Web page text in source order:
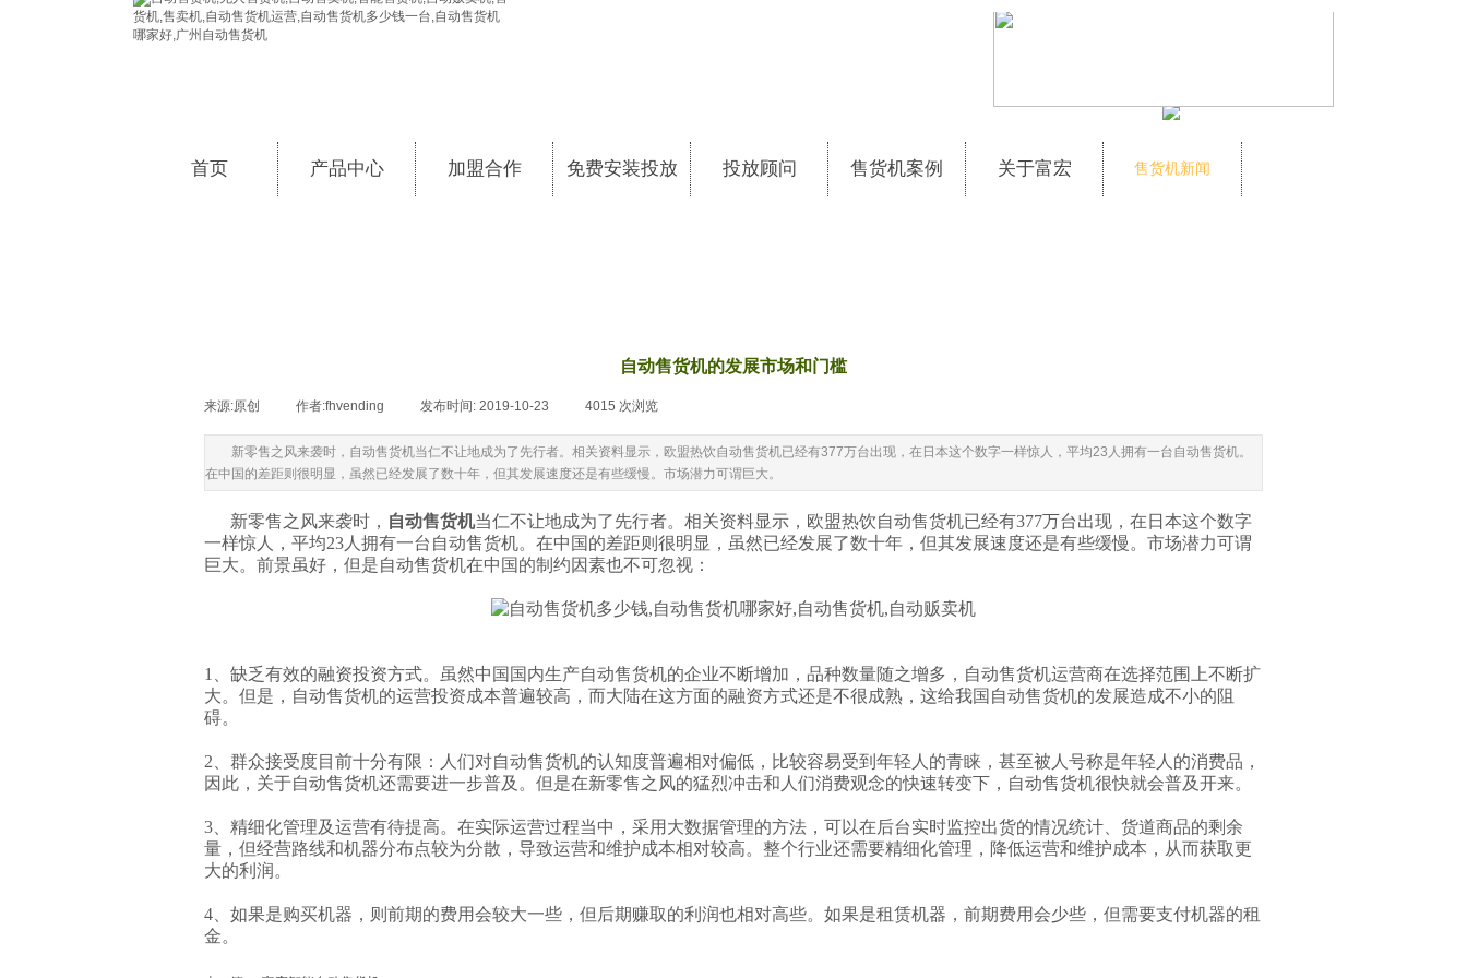
首页 产品中心 加盟合作 免费安装投放 投放顾问 售货机案例 关于富宏 售货机新闻
自动售货机的发展市场和门槛
来源:原创 作者:fhvending 发布时间: 2019-10-23 4015 次浏览
新零售之风来袭时，自动售货机当仁不让地成为了先行者。相关资料显示，欧盟热饮自动售货机已经有377万台出现，在日本这个数字一样惊人，平均23人拥有一台自动售货机。
在中国的差距则很明显，虽然已经发展了数十年，但其发展速度还是有些缓慢。市场潜力可谓巨大。
新零售之风来袭时， 自动售货机当仁不让地成为了先行者。相关资料显示，欧盟热饮自动售货机已经有377万台出现，在日本这个数字
一样惊人，平均23人拥有一台自动售货机。在中国的差距则很明显，虽然已经发展了数十年，但其发展速度还是有些缓慢。市场潜力可谓
巨大。前景虽好，但是自动售货机在中国的制约因素也不可忽视：
1、缺乏有效的融资投资方式。虽然中国国内生产自动售货机的企业不断增加，品种数量随之增多，自动售货机运营商在选择范围上不断扩
大。但是，自动售货机的运营投资成本普遍较高，而大陆在这方面的融资方式还是不很成熟，这给我国自动售货机的发展造成不小的阻
碍。
2、群众接受度目前十分有限：人们对自动售货机的认知度普遍相对偏低，比较容易受到年轻人的青睐，甚至被人号称是年轻人的消费品，
因此，关于自动售货机还需要进一步普及。但是在新零售之风的猛烈冲击和人们消费观念的快速转变下，自动售货机很快就会普及开来。
3、精细化管理及运营有待提高。在实际运营过程当中，采用大数据管理的方法，可以在后台实时监控出货的情况统计、货道商品的剩余
量，但经营路线和机器分布点较为分散，导致运营和维护成本相对较高。整个行业还需要精细化管理，降低运营和维护成本，从而获取更
大的利润。
4、如果是购买机器，则前期的费用会较大一些，但后期赚取的利润也相对高些。如果是租赁机器，前期费用会少些，但需要支付机器的租
金。